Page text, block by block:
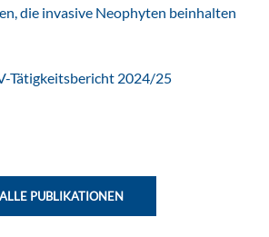
die invasive Neophyten beinhalten
Tätigkeitsbericht 2024/25
ALLE PUBLIKATIONEN